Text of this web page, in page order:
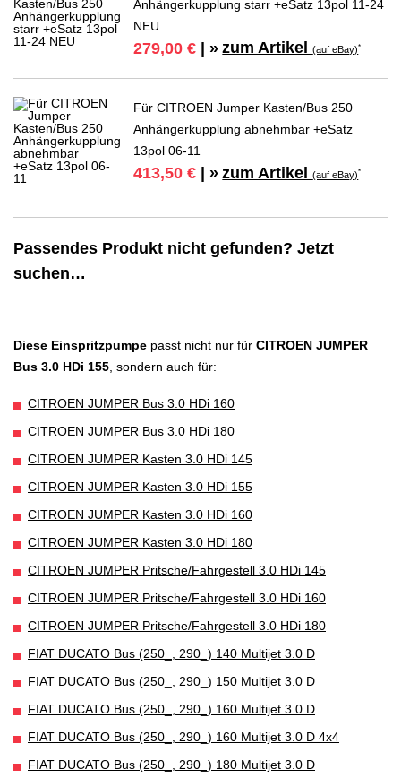
Anhängerkupplung starr +eSatz 13pol 11-24
NEU
279,00 € | » zum Artikel(auf eBay)*
Für CITROEN Jumper Kasten/Bus 250
Anhängerkupplung abnehmbar +eSatz
13pol 06-11
413,50 € | » zum Artikel(auf eBay)*
Passendes Produkt nicht gefunden? Jetzt
suchen…
Diese Einspritzpumpe passt nicht nur für CITROEN JUMPER
Bus 3.0 HDi 155 , sondern auch für:
CITROEN JUMPER Bus 3.0 HDi 160
CITROEN JUMPER Bus 3.0 HDi 180
CITROEN JUMPER Kasten 3.0 HDi 145
CITROEN JUMPER Kasten 3.0 HDi 155
CITROEN JUMPER Kasten 3.0 HDi 160
CITROEN JUMPER Kasten 3.0 HDi 180
CITROEN JUMPER Pritsche/Fahrgestell 3.0 HDi 145
CITROEN JUMPER Pritsche/Fahrgestell 3.0 HDi 160
CITROEN JUMPER Pritsche/Fahrgestell 3.0 HDi 180
FIAT DUCATO Bus (250_, 290_) 140 Multijet 3.0 D
FIAT DUCATO Bus (250_, 290_) 150 Multijet 3.0 D
FIAT DUCATO Bus (250_, 290_) 160 Multijet 3.0 D
FIAT DUCATO Bus (250_, 290_) 160 Multijet 3.0 D 4x4
FIAT DUCATO Bus (250_, 290_) 180 Multijet 3.0 D